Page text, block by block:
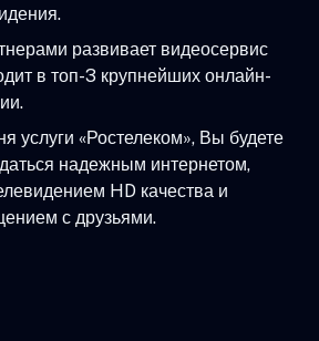
развивает видеосервис
в топ-3 крупнейших онлайн-
услуги «Ростелеком», Вы будете
надежным интернетом,
HD качества и
с друзьями.